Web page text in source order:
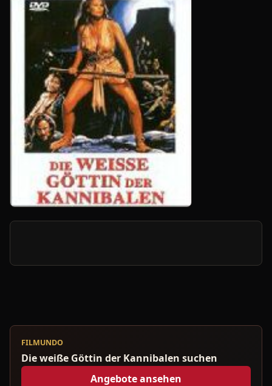
FILMUNDO
Die weiße Göttin der Kannibalen suchen
Angebote ansehen